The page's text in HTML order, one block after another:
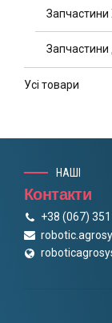
Запчастини
Запчастини
Усі товари
НАШІ
Контакти
+38 (067)